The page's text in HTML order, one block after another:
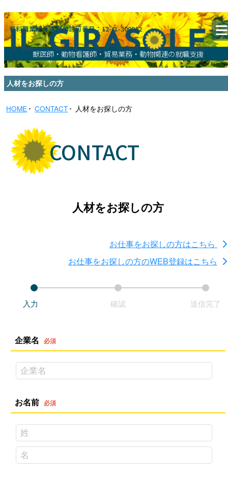
有料職業紹介事業者許可番号：12-ユ-300962
獣医師・動物看護師・貿易業務・動物関連の就職支援
人材をお探しの方
HOME CONTACT 人材をお探しの方
CONTACT
人材をお探しの方
お仕事をお探しの方はこちら
お仕事をお探しの方のWEB登録はこちら
入力 確認 送信完了
企業名
お名前